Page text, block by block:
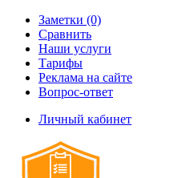
Заметки (0)
Сравнить
Наши услуги
Тарифы
Реклама на сайте
Вопрос-ответ
Личный кабинет